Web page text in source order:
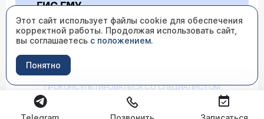
ГИС ГМУ
Перейти
ИМЕЮТСЯ ПРОТИВОПОКАЗАНИЯ НЕОБХОДИМО
ПРОКОНСУЛЬТИРОВАТЬСЯ СО СПЕЦИАЛИСТОМ
Этот сайт использует файлы cookie для обеспечения
корректной работы. Продолжая использовать сайт,
вы соглашаетесь с положением.
Понятно